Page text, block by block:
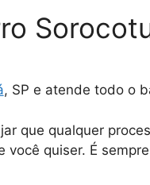
, SP e atende todo o
que qualquer
quiser. É